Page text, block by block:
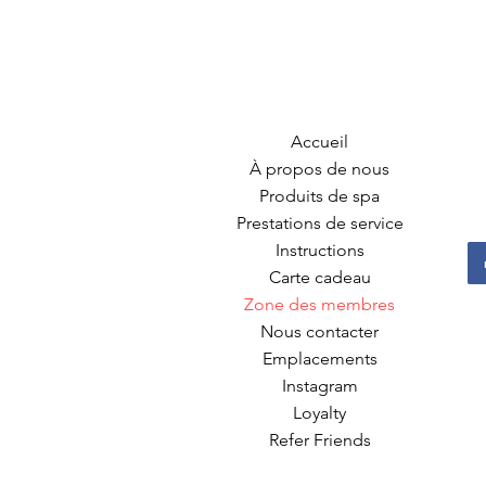
Accueil
À propos de nous
Produits de spa
Prestations de service
Instructions
Carte cadeau
Zone des membres
Nous contacter
Emplacements
Instagram
Loyalty
Refer Friends